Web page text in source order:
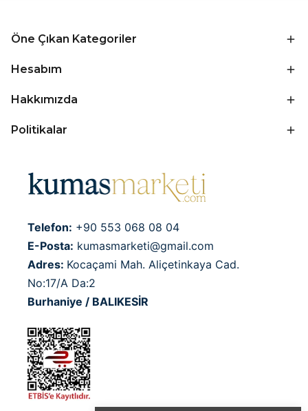
Öne Çıkan Kategoriler
Hesabım
Hakkımızda
Politikalar
Telefon: +90 553 068 08 04
E-Posta: kumasmarketi@gmail.com
Adres: Kocaçami Mah. Aliçetinkaya Cad.
No:17/A Da:2
Burhaniye / BALIKESİR